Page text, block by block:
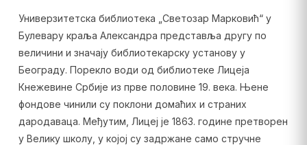
Универзитетска библиотека „Светозар Марковић“ у
Булевару краља Александра представља другу по
величини и значају библиотекарску установу у
Београду. Порекло води од библиотеке Лицеја
Кнежевине Србије из прве половине 19. века. Њене
фондове чинили су поклони домаћих и страних
дародаваца. Међутим, Лицеј је 1863. године претворен
у Велику школу, у којој су задржане само стручне